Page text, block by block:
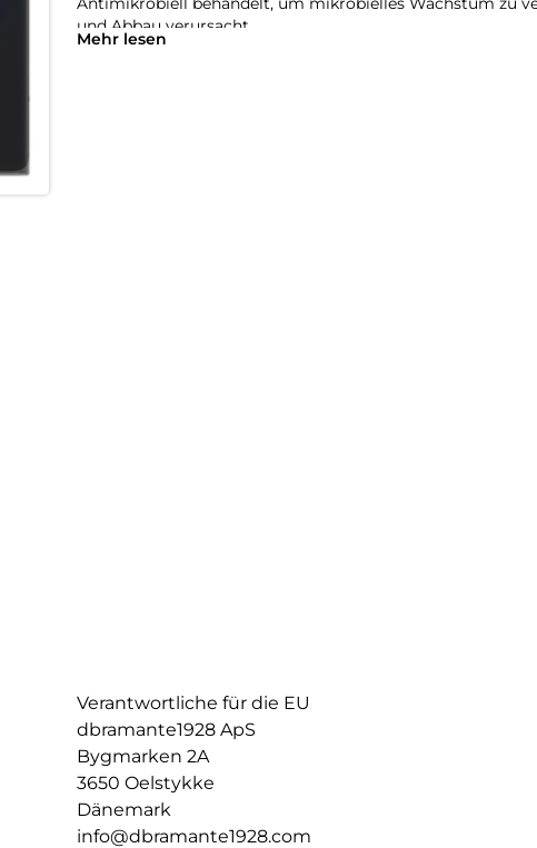
und Abbau verursacht.
Mehr lesen
Verantwortliche für die EU
dbramante1928 ApS
Bygmarken 2A
3650 Oelstykke
Dänemark
info@dbramante1928.com